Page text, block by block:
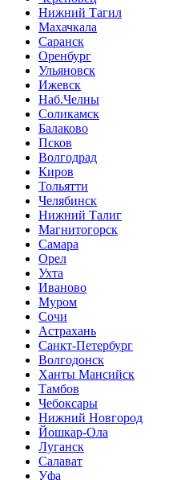
Нижний Тагил
Махачкала
Саранск
Оренбург
Ульяновск
Ижевск
Наб.Челны
Соликамск
Балаково
Псков
Волгодрад
Киров
Тольятти
Челябинск
Нижний Талиг
Магнитогорск
Самара
Орел
Ухта
Иваново
Муром
Сочи
Астрахань
Санкт-Петербург
Волгодонск
Ханты Мансийск
Тамбов
Чебоксары
Нижний Новгород
Йошкар-Ола
Луганск
Салават
Уфа